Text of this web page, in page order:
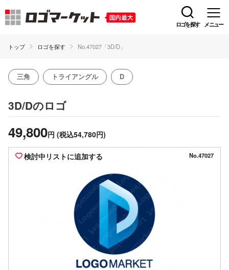
ロゴを探す メニュー
トップ ロゴを探す No.47027「3D/D」
三角 トライアングル D
3D/Dのロゴ
49,800円 (税込54,780円)
検討中リストに追加する No.47027